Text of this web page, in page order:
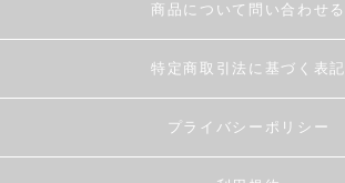
商品について問い合わせる
特定商取引法に基づく表記
プライバシーポリシー